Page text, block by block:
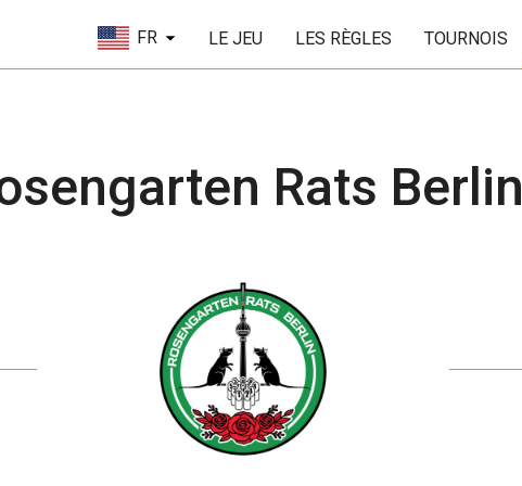
FR LE JEU LES RÈGLES TOURNOIS
Rats Berlin